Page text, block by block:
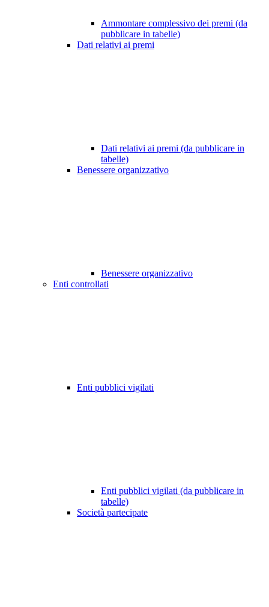
Ammontare complessivo dei premi (da
pubblicare in tabelle)
Dati relativi ai premi
Dati relativi ai premi (da pubblicare in
tabelle)
Benessere organizzativo
Benessere organizzativo
Enti controllati
Enti pubblici vigilati
Enti pubblici vigilati (da pubblicare in
tabelle)
Società partecipate